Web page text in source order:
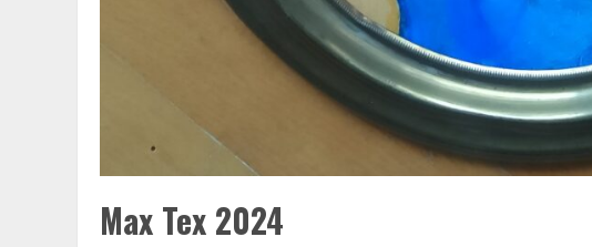
Max Tex 2024